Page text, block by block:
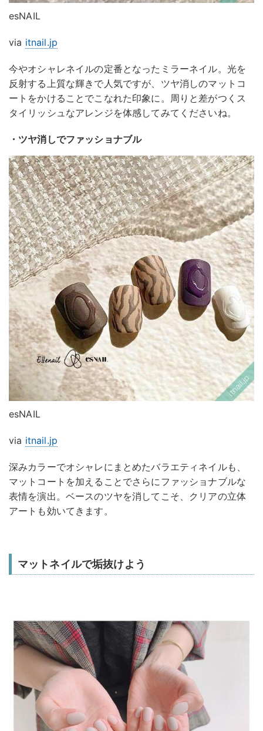
esNAIL
via itnail.jp
今やオシャレネイルの定番となったミラーネイル。光を
反射する上質な輝きで人気ですが、ツヤ消しのマットコ
ートをかけることでこなれた印象に。周りと差がつくス
タイリッシュなアレンジを体感してみてくださいね。
・ツヤ消しでファッショナブル
esNAIL
via itnail.jp
深みカラーでオシャレにまとめたバラエティネイルも、
マットコートを加えることでさらにファッショナブルな
表情を演出。ベースのツヤを消してこそ、クリアの立体
アートも効いてきます。
マットネイルで垢抜けよう